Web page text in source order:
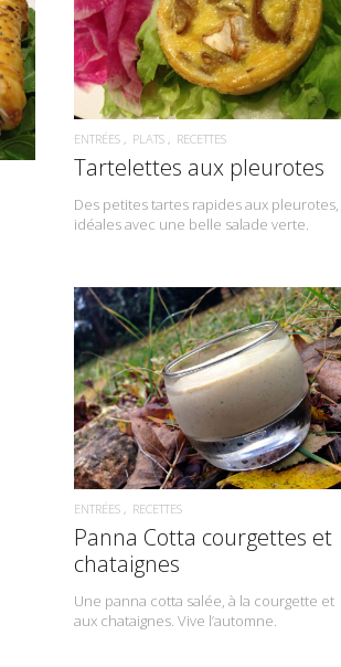
READ MORE
ENTRÉES PLATS RECETTES
Tartelettes aux pleurotes
Des petites tartes rapides aux pleurotes,
idéales avec une belle salade verte.
READ MORE
ENTRÉES RECETTES
Panna Cotta courgettes et
chataignes
Une panna cotta salée, à la courgette et
aux chataignes. Vive l’automne.